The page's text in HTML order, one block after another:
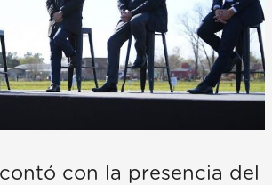
con la presencia del